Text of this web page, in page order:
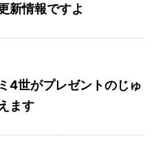
新情報ですよ
4世がプレゼントのじゅ
ます